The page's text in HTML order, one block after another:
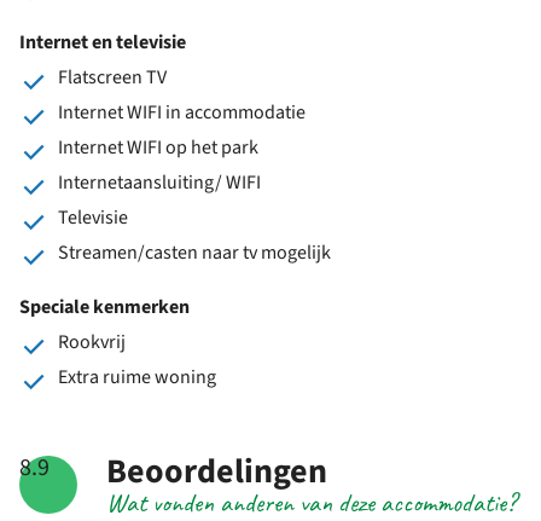
Internet en televisie
Flatscreen TV
Internet WIFI in accommodatie
Internet WIFI op het park
Internetaansluiting/ WIFI
Televisie
Streamen/casten naar tv mogelijk
Speciale kenmerken
Rookvrij
Extra ruime woning
8.9
Wat vonden anderen van deze accommodatie?
Beoordelingen